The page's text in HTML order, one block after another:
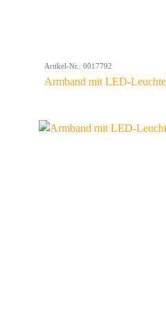
Artikel-Nr.: 0017792
Armband mit LED-